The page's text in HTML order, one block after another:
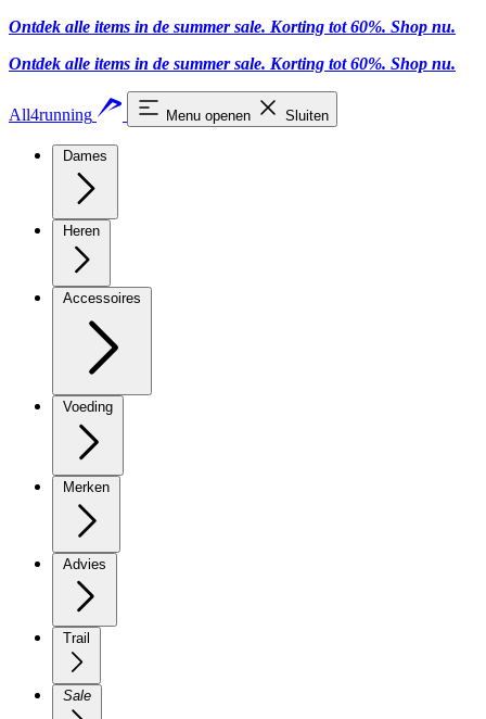
Ontdek alle items in de summer sale. Korting tot 60%. Shop nu.
Ontdek alle items in de summer sale. Korting tot 60%. Shop nu.
All4running Menu openen Sluiten
Dames
Heren
Accessoires
Voeding
Merken
Advies
Trail
Sale